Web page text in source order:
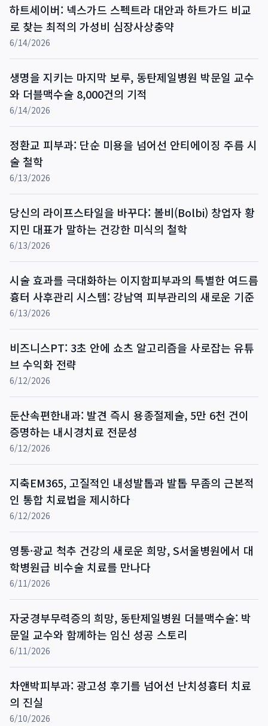
하트세이버: 넥스가드 스펙트라 대안과 하트가드 비교
로 찾는 최적의 가성비 심장사상충약
6/14/2026
생명을 지키는 마지막 보루, 동탄제일병원 박문일 교수
와 더블맥수술 8,000건의 기적
6/14/2026
정환교 피부과: 단순 미용을 넘어선 안티에이징 주름 시
술 철학
6/13/2026
당신의 라이프스타일을 바꾸다: 볼비(Bolbi) 창업자 황
지민 대표가 말하는 건강한 미식의 철학
6/13/2026
시술 효과를 극대화하는 이지함피부과의 특별한 여드름
흉터 사후관리 시스템: 강남역 피부관리의 새로운 기준
6/13/2026
비즈니스PT: 3초 안에 쇼츠 알고리즘을 사로잡는 유튜
브 수익화 전략
6/12/2026
둔산속편한내과: 발견 즉시 용종절제술, 5만 6천 건이
증명하는 내시경치료 전문성
6/12/2026
지축EM365, 고질적인 내성발톱과 발톱 무좀의 근본적
인 통합 치료법을 제시하다
6/12/2026
영통·광교 척추 건강의 새로운 희망, S서울병원에서 대
학병원급 비수술 치료를 만나다
6/11/2026
자궁경부무력증의 희망, 동탄제일병원 더블맥수술: 박
문일 교수와 함께하는 임신 성공 스토리
6/11/2026
차앤박피부과: 광고성 후기를 넘어선 난치성흉터 치료
의 진실
6/10/2026